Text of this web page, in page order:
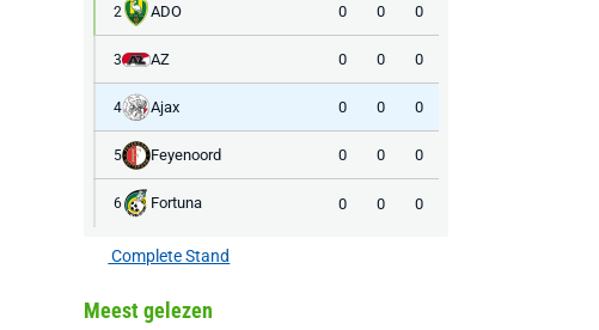
2 ADO 0 0 0
3 AZ 0 0 0
4 Ajax 0 0 0
5 Feyenoord 0 0 0
6 Fortuna 0 0 0
Complete Stand
Meest gelezen